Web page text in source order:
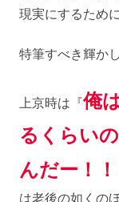
現実にするため
特筆すべき輝か
上京時は『俺
るくらい
んだー！！
は老後の如くの